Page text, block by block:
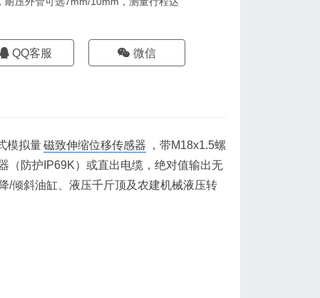
QQ客服 微信
模拟量磁致伸缩位移传感器
，带M18x1.5螺
（防护IP69K）或直出电缆，绝对值输出无
/倾斜油缸、液压千斤顶及农建机械液压转